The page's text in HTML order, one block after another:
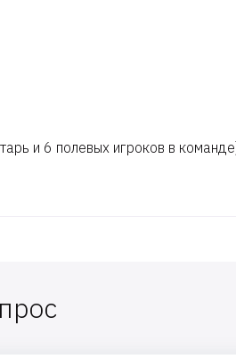
и 6 полевых игроков в